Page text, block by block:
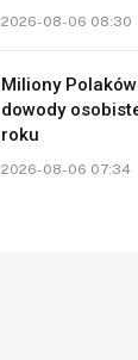
2026-08-06 08:30
Miliony
dowody
roku
2026-08-06 07:34